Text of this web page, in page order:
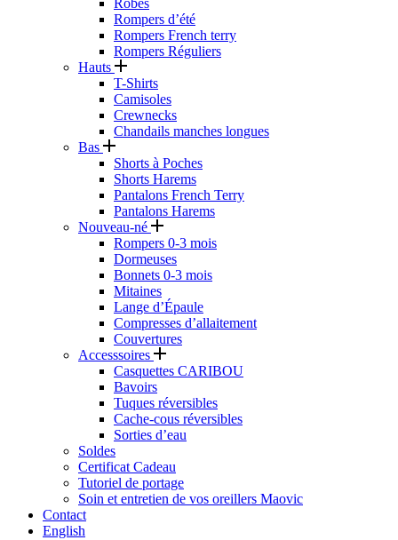
Robes
Rompers d’été
Rompers French terry
Rompers Réguliers
Hauts
T-Shirts
Camisoles
Crewnecks
Chandails manches longues
Bas
Shorts à Poches
Shorts Harems
Pantalons French Terry
Pantalons Harems
Nouveau-né
Rompers 0-3 mois
Dormeuses
Bonnets 0-3 mois
Mitaines
Lange d’Épaule
Compresses d’allaitement
Couvertures
Accesssoires
Casquettes CARIBOU
Bavoirs
Tuques réversibles
Cache-cous réversibles
Sorties d’eau
Soldes
Certificat Cadeau
Tutoriel de portage
Soin et entretien de vos oreillers Maovic
Contact
English